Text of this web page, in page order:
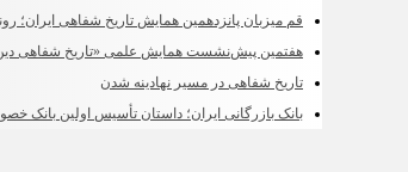
قم میزبان پانزدهمین همایش تاریخ شفاهی ایران؛ رونمایی از ۴
هفتمین پیش‌نشست همایش علمی «تاریخ شفاهی
تاریخ شفاهی در مسیر نهادینه شدن
بانک بازرگانی ایران؛ داستان تأسیس اولین بانک